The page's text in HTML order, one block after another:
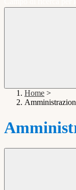
Home >